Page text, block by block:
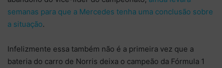
semanas para que a Mercedes tenha uma conclusão sobre
a situação.
Infelizmente essa também não é a primeira vez que a
bateria do carro de Norris deixa o campeão da Fórmula 1